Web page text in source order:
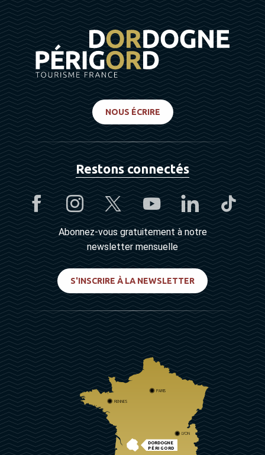
NOUS ÉCRIRE
Restons connectés
Abonnez-vous gratuitement à notre
newsletter mensuelle
S'INSCRIRE À LA NEWSLETTER
DORDOGNE
PÉRIGORD
PARIS
RENNES
LYON